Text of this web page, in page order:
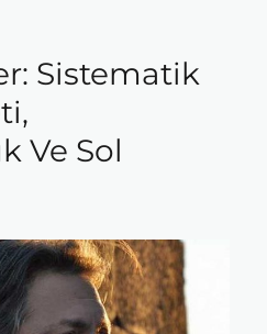
Sistematik
Ve Sol